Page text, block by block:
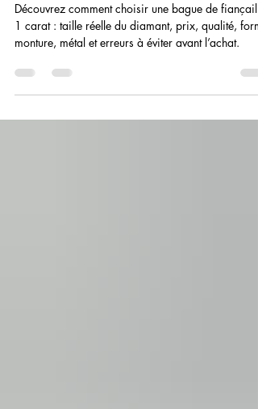
prix, taille et conseils pour bien
choisir
Découvrez comment choisir une bague de
1 carat : taille réelle du diamant, prix, qualité,
monture, métal et erreurs à éviter avant l’achat.